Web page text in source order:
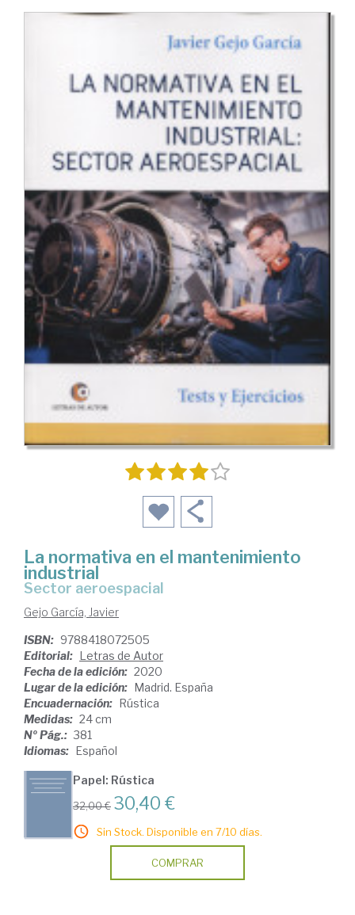
La normativa en el mantenimiento
industrial
sector aeroespacial
Gejo García, Javier
ISBN: 9788418072505
Editorial: Letras de Autor
Fecha de la edición: 2020
Lugar de la edición: Madrid. España
Encuadernación: Rústica
Medidas: 24 cm
Nº Pág.: 381
Idiomas: Español
Papel: Rústica
32,00 € 30,40 €
Sin Stock. Disponible en 7/10 días.
COMPRAR